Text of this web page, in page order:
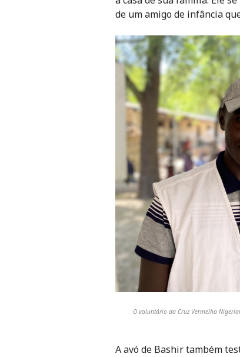
de um amigo de infância
O voluntário da Cruz Vermelha
A avó de Bashir também